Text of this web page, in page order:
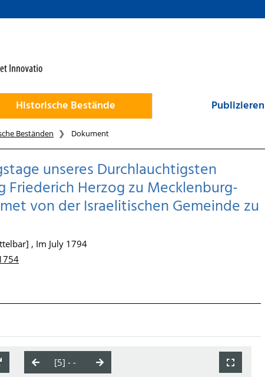
Historische Bestände Publizieren
Beständen Dokument
unseres Durchlauchtigsten
Friederich Herzog zu Mecklenburg-
von der Israelitischen Gemeinde zu
, Im July 1794